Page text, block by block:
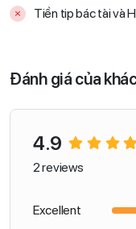
Tiền tip bác tài và
Đánh giá của
4.9
2 reviews
Excellent